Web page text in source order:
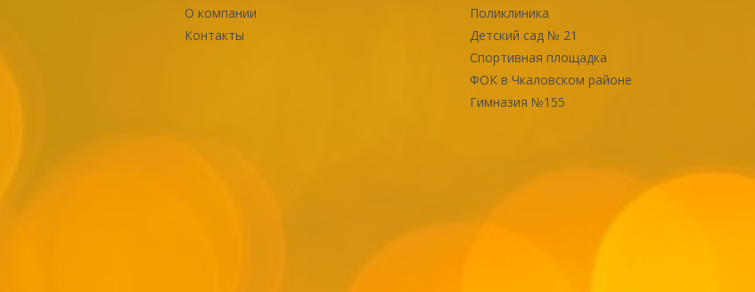
О компании
Контакты
Поликлиника
Детский сад № 21
Спортивная площадка
ФОК в Чкаловском районе
Гимназия №155